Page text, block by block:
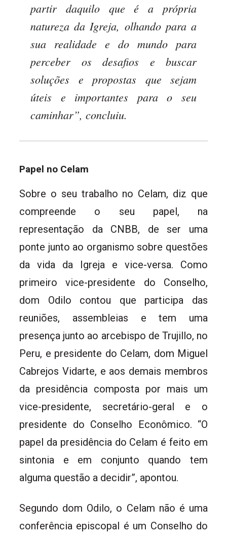
partir daquilo que é a própria
natureza da Igreja, olhando para a
sua realidade e do mundo para
perceber os desafios e buscar
soluções e propostas que sejam
úteis e importantes para o seu
caminhar”, concluiu.
Papel no Celam
Sobre o seu trabalho no Celam, diz que
compreende o seu papel, na
representação da CNBB, de ser uma
ponte junto ao organismo sobre questões
da vida da Igreja e vice-versa. Como
primeiro vice-presidente do Conselho,
dom Odilo contou que participa das
reuniões, assembleias e tem uma
presença junto ao arcebispo de Trujillo, no
Peru, e presidente do Celam, dom Miguel
Cabrejos Vidarte, e aos demais membros
da presidência composta por mais um
vice-presidente, secretário-geral e o
presidente do Conselho Econômico. “O
papel da presidência do Celam é feito em
sintonia e em conjunto quando tem
alguma questão a decidir”, apontou.
Segundo dom Odilo, o Celam não é uma
conferência episcopal é um Conselho do